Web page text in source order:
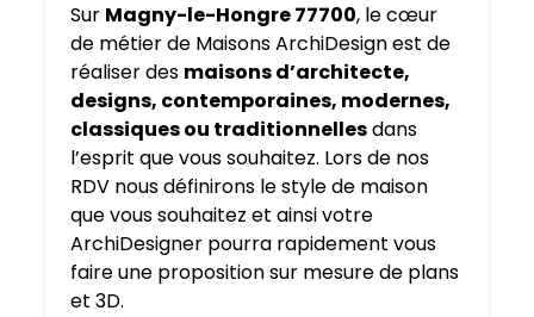
Sur Magny-le-Hongre 77700, le cœur
de métier de Maisons ArchiDesign est de
réaliser des maisons d’architecte,
designs, contemporaines, modernes,
classiques ou traditionnellesdans
l’esprit que vous souhaitez. Lors de nos
RDV nous définirons le style de maison
que vous souhaitez et ainsi votre
ArchiDesigner pourra rapidement vous
faire une proposition sur mesure de plans
et 3D.